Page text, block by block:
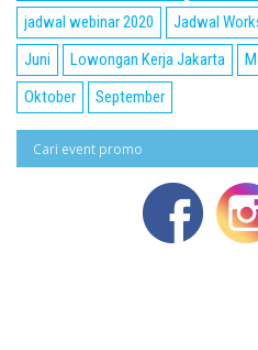
jadwal webinar 2020
Jadwal
Juni
Lowongan Kerja Jakarta
Oktober
September